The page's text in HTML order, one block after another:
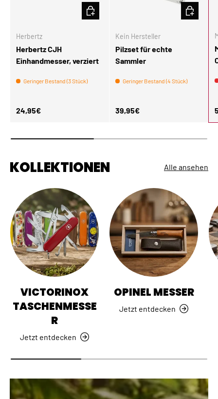
Herbertz
Herbertz CJH
Einhandmesser, verziert
Geringer Bestand (3 Stück)
Normaler Preis
24,95€
IN DEN WARENKORB
Kein Hersteller
Pilzset für echte
Sammler
Geringer Bestand (4 Stück)
Normaler Preis
39,95€
IN DEN
KOLLEKTIONEN Alle ansehen
VICTORINOX
TASCHENMESSE
R
Jetzt entdecken
OPINEL MESSER
Jetzt entdecken